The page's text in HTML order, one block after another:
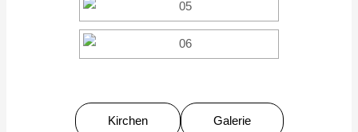
Kirchen Galerie